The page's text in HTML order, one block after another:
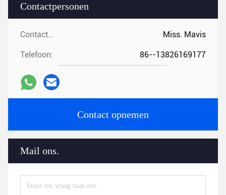
Contactpersonen
Contactpersonen: Miss. Mavis
Telefoon: 86--13826169177
Contact opnemen
Mail ons.